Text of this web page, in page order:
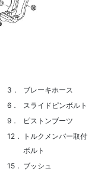
3．
ブレーキホース
6．
スライドピンボルト
9．
ピストンブーツ
12．
トルクメンバー取付
ボルト
15． ブッシュ